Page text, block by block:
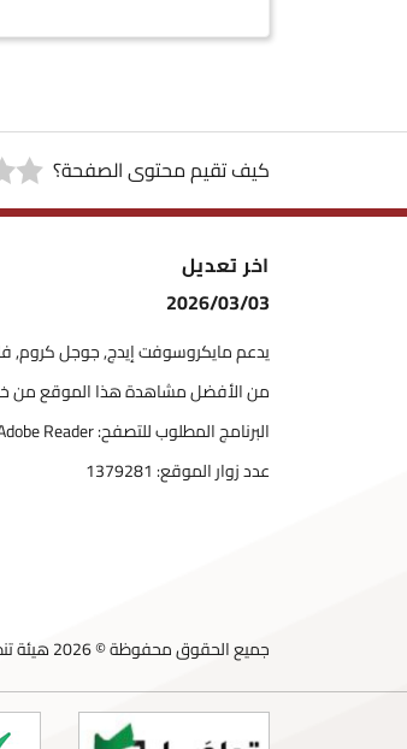
كيف تقيم محتوى الصفحة؟
اخر تعديل
2026/03/03
يدعم مايكروسوفت إيدج, جوجل
من الأفضل مشاهدة هذا الموقع من خلال
البرنامج المطلوب للتصفح: Adobe Reader
عدد زوار الموقع: 1379281
جميع الحقوق محفوظة © 2026 هيئة تنظيم قطاع الاتصالات